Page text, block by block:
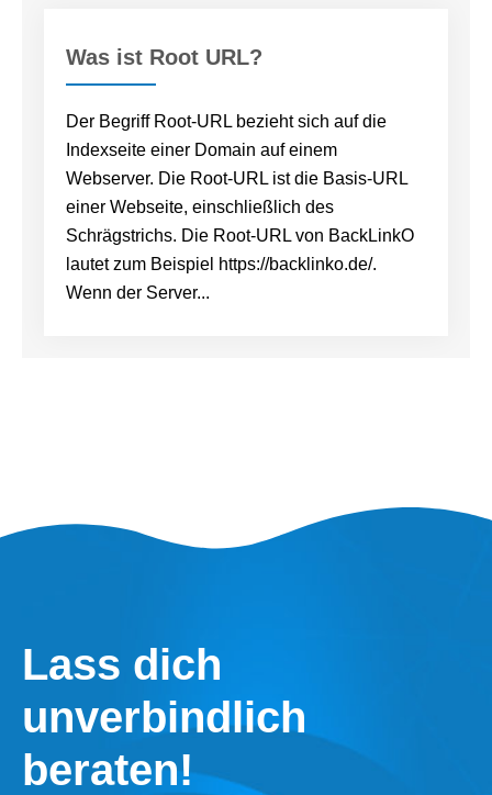
Was ist Root URL?
Der Begriff Root-URL bezieht sich auf die
Indexseite einer Domain auf einem
Webserver. Die Root-URL ist die Basis-URL
einer Webseite, einschließlich des
Schrägstrichs. Die Root-URL von BackLinkO
lautet zum Beispiel https://backlinko.de/.
Wenn der Server...
Lass dich
unverbindlich
beraten!